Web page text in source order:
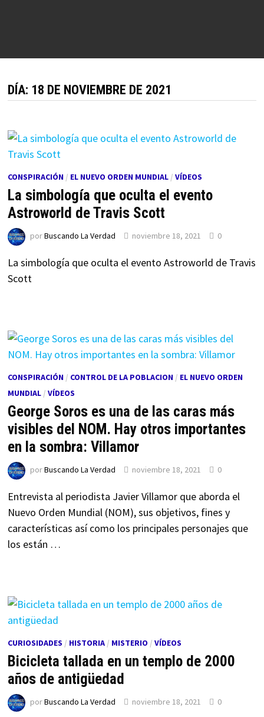
DÍA: 18 DE NOVIEMBRE DE 2021
CONSPIRACIÓN/ EL NUEVO ORDEN MUNDIAL/ VÍDEOS
La simbología que oculta el evento
Astroworld de Travis Scott
porBuscando La Verdad noviembre 18, 2021 0
La simbología que oculta el evento Astroworld de Travis
Scott
CONSPIRACIÓN/ CONTROL DE LA POBLACION/ EL NUEVO ORDEN
MUNDIAL/ VÍDEOS
George Soros es una de las caras más
visibles del NOM. Hay otros importantes
en la sombra: Villamor
porBuscando La Verdad noviembre 18, 2021 0
Entrevista al periodista Javier Villamor que aborda el
Nuevo Orden Mundial (NOM), sus objetivos, fines y
características así como los principales personajes que
los están …
CURIOSIDADES / HISTORIA/ MISTERIO / VÍDEOS
Bicicleta tallada en un templo de 2000
años de antigüedad
porBuscando La Verdad noviembre 18, 2021 0